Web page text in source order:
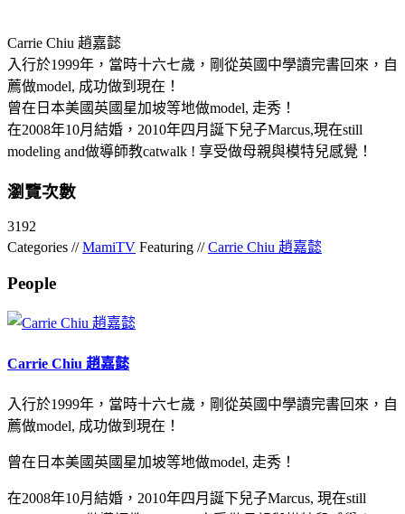
Carrie Chiu 趙嘉懿
入行於1999年，當時十六七歲，剛從英國中學讀完書回來，自
薦做model, 成功做到現在！
曾在日本美國英國星加坡等地做model, 走秀！
在2008年10月結婚，2010年四月誕下兒子Marcus,現在still
modeling and做導師教catwalk ! 享受做母親與模特兒感覺！
瀏覽次數
3192
Categories //MamiTV Featuring //Carrie Chiu 趙嘉懿
People
Carrie Chiu 趙嘉懿
入行於1999年，當時十六七歲，剛從英國中學讀完書回來，自
薦做model, 成功做到現在！
曾在日本美國英國星加坡等地做model, 走秀！
在2008年10月結婚，2010年四月誕下兒子Marcus, 現在still